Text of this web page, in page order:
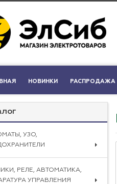
НОВИНКИ РАСПРОДАЖА
УЗО,
РЕЛЕ, АВТОМАТИКА,
УПРАВЛЕНИЯ